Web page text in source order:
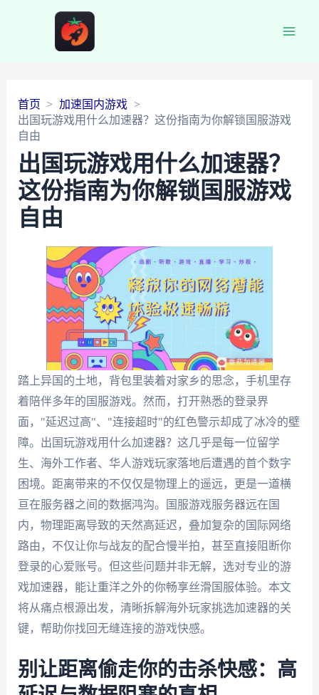
首页
加速国内游戏
出国玩游戏用什么加速器？这份指南为你解锁国服游戏
自由
出国玩游戏用什么加速器？
这份指南为你解锁国服游戏
自由
踏上异国的土地，背包里装着对家乡的思念，手机里存
着陪伴多年的国服游戏。然而，打开熟悉的登录界
面，"延迟过高"、"连接超时"的红色警示却成了冰冷的壁
障。出国玩游戏用什么加速器？这几乎是每一位留学
生、海外工作者、华人游戏玩家落地后遭遇的首个数字
困境。距离带来的不仅仅是物理上的遥远，更是一道横
亘在服务器之间的数据鸿沟。国服游戏服务器远在国
内，物理距离导致的天然高延迟，叠加复杂的国际网络
路由，不仅让你与战友的配合慢半拍，甚至直接阻断你
登录的心爱账号。但这些问题并非无解，选对专业的游
戏加速器，能让重洋之外的你畅享丝滑国服体验。本文
将从痛点根源出发，清晰拆解海外玩家挑选加速器的关
键，帮助你找回无缝连接的游戏快感。
别让距离偷走你的击杀快感：高